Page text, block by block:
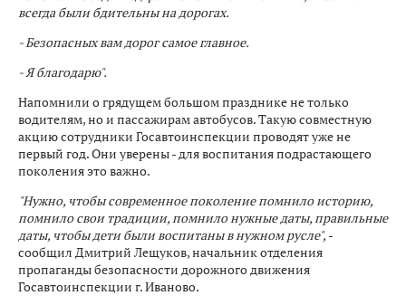
всегда были бдительны на дорогах.
- Безопасных вам дорог самое главное.
- Я благодарю".
Напомнили о грядущем большом празднике не только
водителям, но и пассажирам автобусов. Такую совместную
акцию сотрудники Госавтоинспекции проводят уже не
первый год. Они уверены - для воспитания подрастающего
поколения это важно.
"Нужно, чтобы современное поколение помнило историю,
помнило свои традиции, помнило нужные даты, правильные
даты, чтобы дети были воспитаны в нужном русле", -
сообщил Дмитрий Лещуков, начальник отделения
пропаганды безопасности дорожного движения
Госавтоинспекции г. Иваново.